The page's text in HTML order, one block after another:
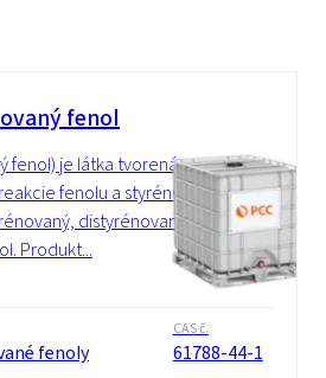
fenol
fenol) je látka tvorená
fenolu a styrénu
distyrénovaný
Produkt...
fenoly
CAS č.
61788-44-1